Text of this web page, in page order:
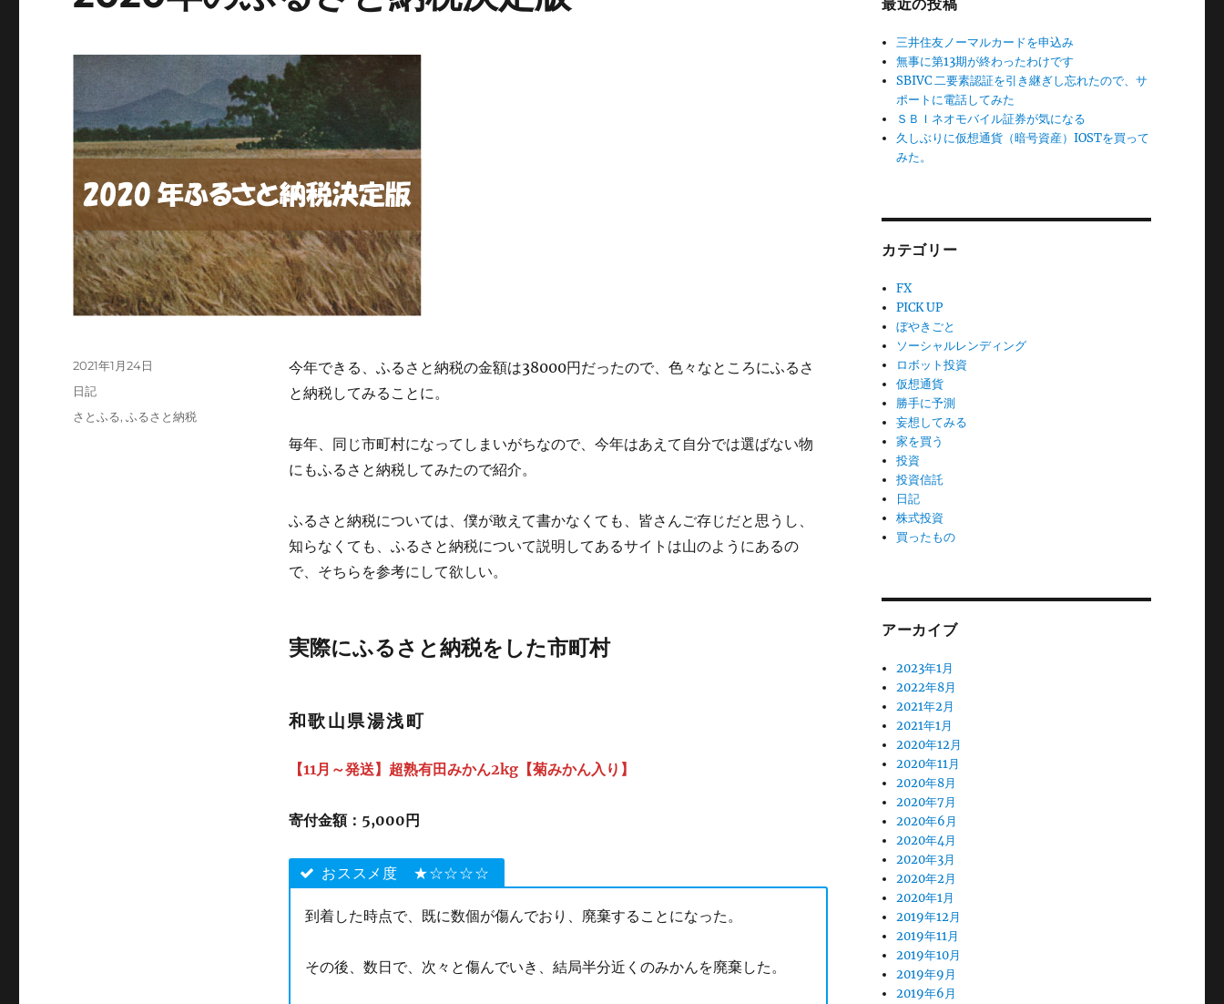
今年できる、ふるさと納税の金額は38000円だったので、色々なところにふるさ
と納税してみることに。
毎年、同じ市町村になってしまいがちなので、今年はあえて自分では選ばない物
にもふるさと納税してみたので紹介。
ふるさと納税については、僕が敢えて書かなくても、皆さんご存じだと思うし、
知らなくても、ふるさと納税について説明してあるサイトは山のようにあるの
で、そちらを参考にして欲しい。
実際にふるさと納税をした市町村
和歌山県湯浅町
【11月～発送】超熟有田みかん2kg【菊みかん入り】
寄付金額： 5,000円
おススメ度 ★☆☆☆☆
到着した時点で、既に数個が傷んでおり、廃棄することになった。
その後、数日で、次々と傷んでいき、結局半分近くのみかんを廃棄した。
投
稿
2021年1月24日
カ
テ
日記
タ
さとふる,ふるさと納税
最近の投稿
三井住友ノーマルカードを申込み
無事に第13期が終わったわけです
SBIVC 二要素認証を引き継ぎし忘れたので、サ
ポートに電話してみた
ＳＢＩネオモバイル証券が気になる
久しぶりに仮想通貨（暗号資産）IOSTを買って
みた。
カテゴリー
FX
PICK UP
ぼやきごと
ソーシャルレンディング
ロボット投資
仮想通貨
勝手に予測
妄想してみる
家を買う
投資
投資信託
日記
株式投資
買ったもの
アーカイブ
2023年1月
2022年8月
2021年2月
2021年1月
2020年12月
2020年11月
2020年8月
2020年7月
2020年6月
2020年4月
2020年3月
2020年2月
2020年1月
2019年12月
2019年11月
2019年10月
2019年9月
2019年6月